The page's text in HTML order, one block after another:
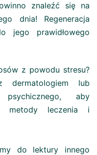
znaleźć się na
dnia! Regeneracja
jego prawidłowego
z powodu stresu?
dermatologiem lub
aby
metody leczenia i
do lektury innego